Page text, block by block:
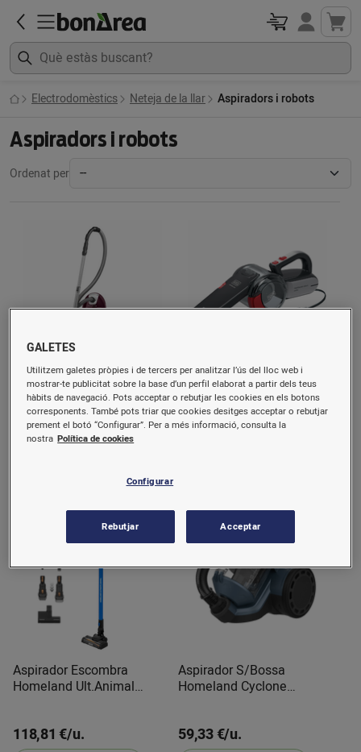
Electrodomèstics Neteja de la llar Aspiradors i robots
Aspiradors i robots
Ordenat per
Aspirador C/Bolsa Compact
Power RO3969EA Rowenta
111,84 €/u.
Aspirador Cotxe Pivot 12V
8Pos.PV1200AV-XJ B & D
Aspirador Escombra
Homeland Ult.Animal
118,81 €/u.
Aspirador S/Bossa
Homeland Cyclone
59,33 €/u.
GALETES
Utilitzem galetes pròpies i de tercers per analitzar l’ús del lloc web i
mostrar-te publicitat sobre la base d’un perfil elaborat a partir dels teus
hàbits de navegació. Pots acceptar o rebutjar les cookies en els botons
corresponents. També pots triar que cookies desitges acceptar o rebutjar
prement el botó “Configurar”. Per a més informació, consulta la
nostra Política de cookies
Configurar
Rebutjar Acceptar